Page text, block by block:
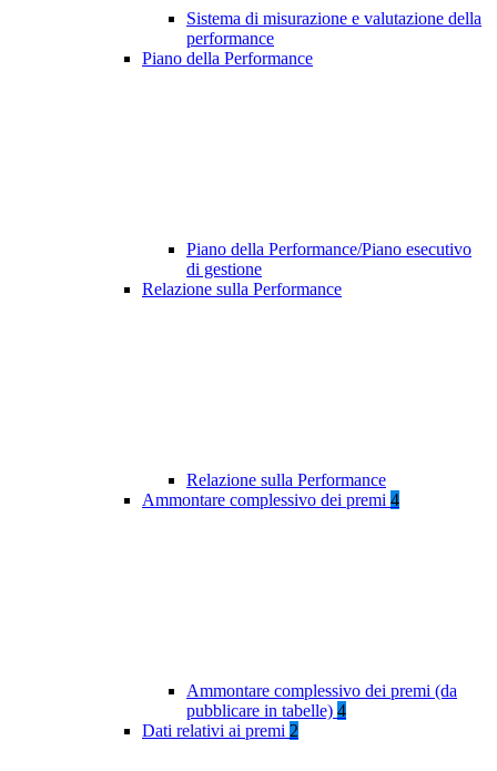
Sistema di misurazione e valutazione della
performance
Piano della Performance
Piano della Performance/Piano esecutivo
di gestione
Relazione sulla Performance
Relazione sulla Performance
Ammontare complessivo dei premi 4
Ammontare complessivo dei premi (da
pubblicare in tabelle) 4
Dati relativi ai premi 2